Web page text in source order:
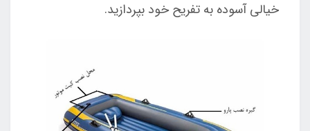
خیالی آسوده به تفریح خود بپردازید.